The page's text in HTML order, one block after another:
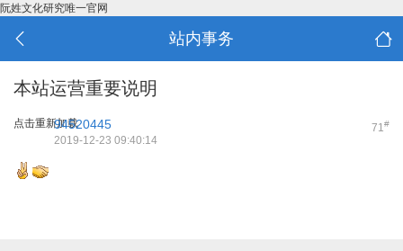
阮姓文化研究唯一官网
站内事务
本站运营重要说明
点击重新加载 71#
94520445
2019-12-23 09:40:14